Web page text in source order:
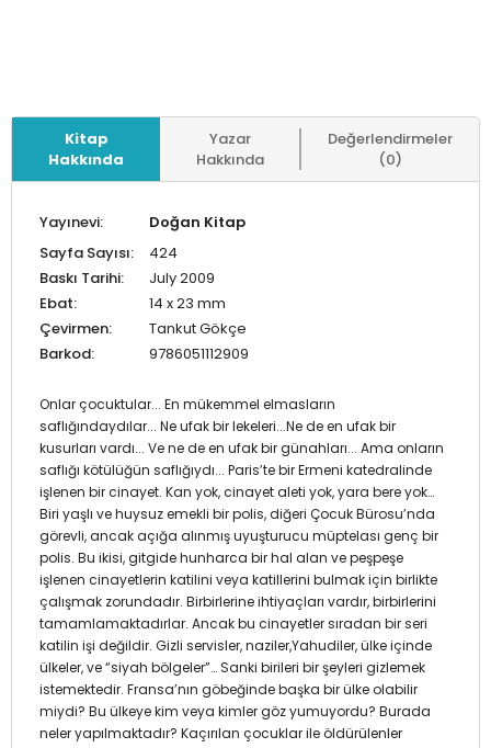
Kitap
Hakkında
Yazar
Hakkında
Değerlendirmeler
(0)
Yayınevi:
Doğan Kitap
Sayfa Sayısı:
424
Baskı Tarihi:
July 2009
Ebat:
14 x 23 mm
Çevirmen:
Tankut Gökçe
Barkod:
9786051112909
Onlar çocuktular... En mükemmel elmasların
saflığındaydılar... Ne ufak bir lekeleri...Ne de en ufak bir
kusurları vardı... Ve ne de en ufak bir günahları... Ama onların
saflığı kötülüğün saflığıydı... Paris’te bir Ermeni katedralinde
işlenen bir cinayet. Kan yok, cinayet aleti yok, yara bere yok…
Biri yaşlı ve huysuz emekli bir polis, diğeri Çocuk Bürosu’nda
görevli, ancak açığa alınmış uyuşturucu müptelası genç bir
polis. Bu ikisi, gitgide hunharca bir hal alan ve peşpeşe
işlenen cinayetlerin katilini veya katillerini bulmak için birlikte
çalışmak zorundadır. Birbirlerine ihtiyaçları vardır, birbirlerini
tamamlamaktadırlar. Ancak bu cinayetler sıradan bir seri
katilin işi değildir. Gizli servisler, naziler,Yahudiler, ülke içinde
ülkeler, ve “siyah bölgeler”… Sanki birileri bir şeyleri gizlemek
istemektedir. Fransa’nın göbeğinde başka bir ülke olabilir
miydi? Bu ülkeye kim veya kimler göz yumuyordu? Burada
neler yapılmaktadır? Kaçırılan çocuklar ile öldürülenler